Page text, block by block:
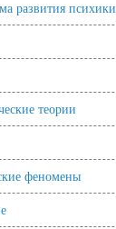
развития психики
теории
феномены